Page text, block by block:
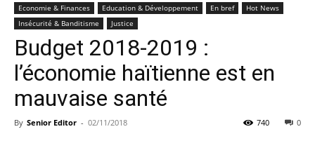
Economie & Finances
Education & Développement En bref
Hot News
Insécurité & Banditisme
Justice
Budget 2018-2019 :
l’économie haïtienne est en
mauvaise santé
By Senior Editor - 02/11/2018 0
740